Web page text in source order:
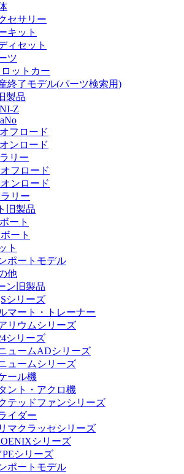
セサリー
キット
ィセット
ツ
ロットカー
終了モデル(パーツ検索用)
製品
Z
フロード
ンロード
リー
フロード
ンロード
リー
旧製品
ート
ート
ト
ポートモデル
他
ン旧製品
シリーズ
マート・トレーナー
リウムシリーズ
シリーズ
ュームADシリーズ
ュームシリーズ
ール機
ント・アクロ機
テッドファンシリーズ
イダー
マクラッセシリーズ
シリーズ
シリーズ
ポートモデル